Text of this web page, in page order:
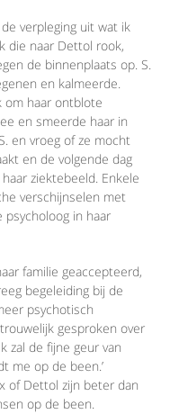
verpleging uit wat ik
die naar Dettol rook,
de binnenplaats op. S.
en kalmeerde.
om haar ontblote
en smeerde haar in
en vroeg of ze mocht
en de volgende dag
ziektebeeld. Enkele
verschijnselen met
psycholoog in haar
familie geaccepteerd,
begeleiding bij de
psychotisch
gesproken over
zal de fijne geur van
me op de been.’
of Dettol zijn beter dan
op de been.